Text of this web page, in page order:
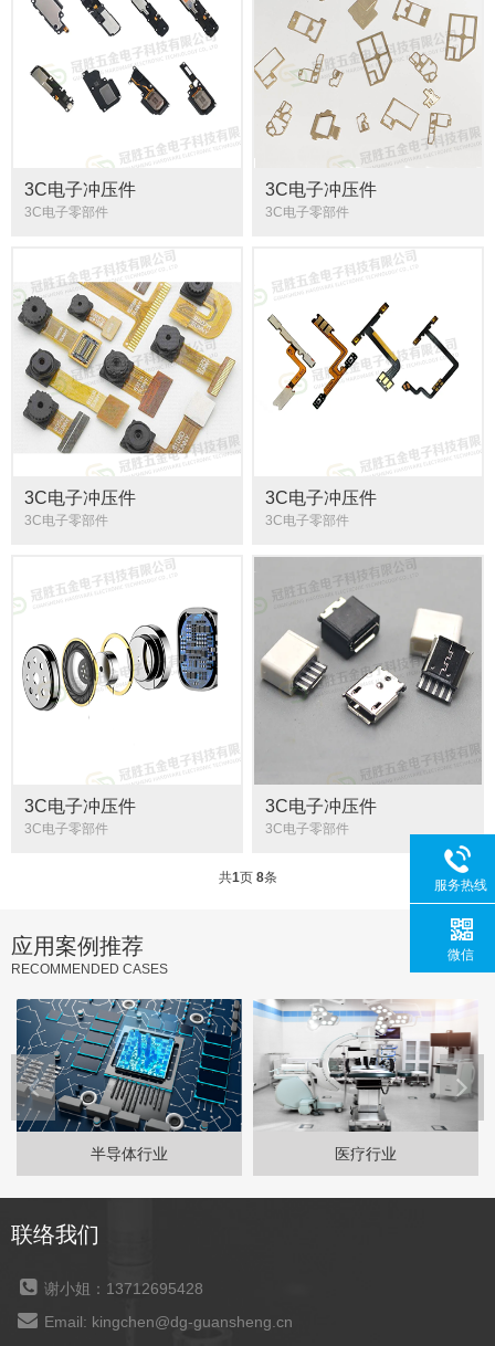
3C电子冲压件
3C电子零部件
3C电子冲压件
3C电子零部件
3C电子冲压件
3C电子零部件
3C电子冲压件
3C电子零部件
3C电子冲压件
3C电子零部件
3C电子冲压件
3C电子零部件
共1页 8条
应用案例推荐
RECOMMENDED CASES
半导体行业 医疗行业
联络我们
谢小姐：13712695428
Email: kingchen@dg-guansheng.cn
服务热线
微信